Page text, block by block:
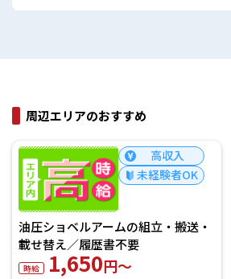
周辺エリアのおすすめ
高収入
未経験者OK
ショベルアームの組立・搬送・
替え／履歴書不要
1,650円～